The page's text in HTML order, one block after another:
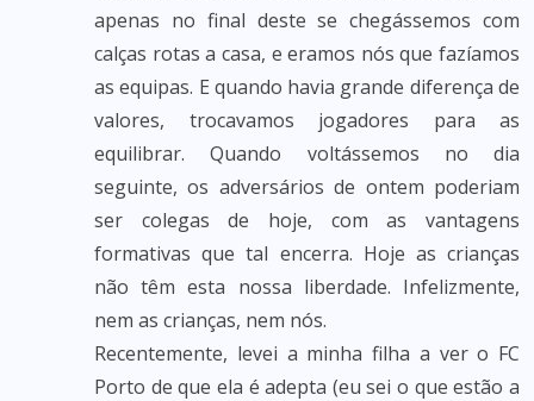
apenas no final deste se chegássemos com
calças rotas a casa, e eramos nós que fazíamos
as equipas. E quando havia grande diferença de
valores, trocavamos jogadores para as
equilibrar. Quando voltássemos no dia
seguinte, os adversários de ontem poderiam
ser colegas de hoje, com as vantagens
formativas que tal encerra. Hoje as crianças
não têm esta nossa liberdade. Infelizmente,
nem as crianças, nem nós.
Recentemente, levei a minha filha a ver o FC
Porto de que ela é adepta (eu sei o que estão a